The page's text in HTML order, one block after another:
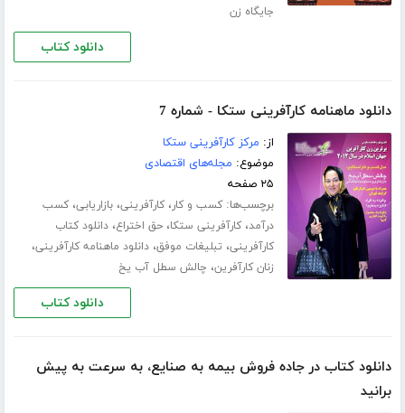
جایگاه زن
دانلود کتاب
دانلود ماهنامه کارآفرینی ستکا - شماره 7
از: مرکز کارآفرینی ستکا
موضوع: مجله‌های اقتصادی
۲۵ صفحه
برچسب‌ها:کسب و کار،کارآفرینی،بازاریابی،کسب
درآمد،کارآفرینی ستکا،حق اختراع،دانلود کتاب
کارآفرینی، تبلیغات موفق،دانلود ماهنامه کارآفرینی،
زنان کارآفرین، چالش سطل آب یخ
دانلود کتاب
دانلود کتاب در جاده فروش بیمه به صنایع، به سرعت به پیش
برانید